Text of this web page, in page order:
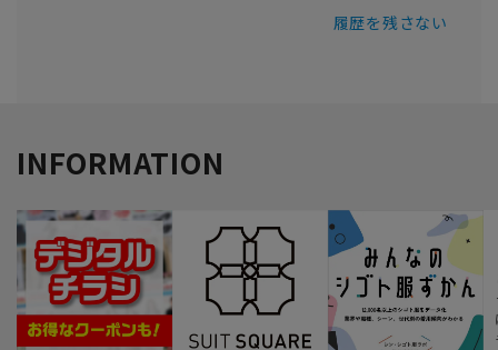
履歴を残さない
INFORMATION